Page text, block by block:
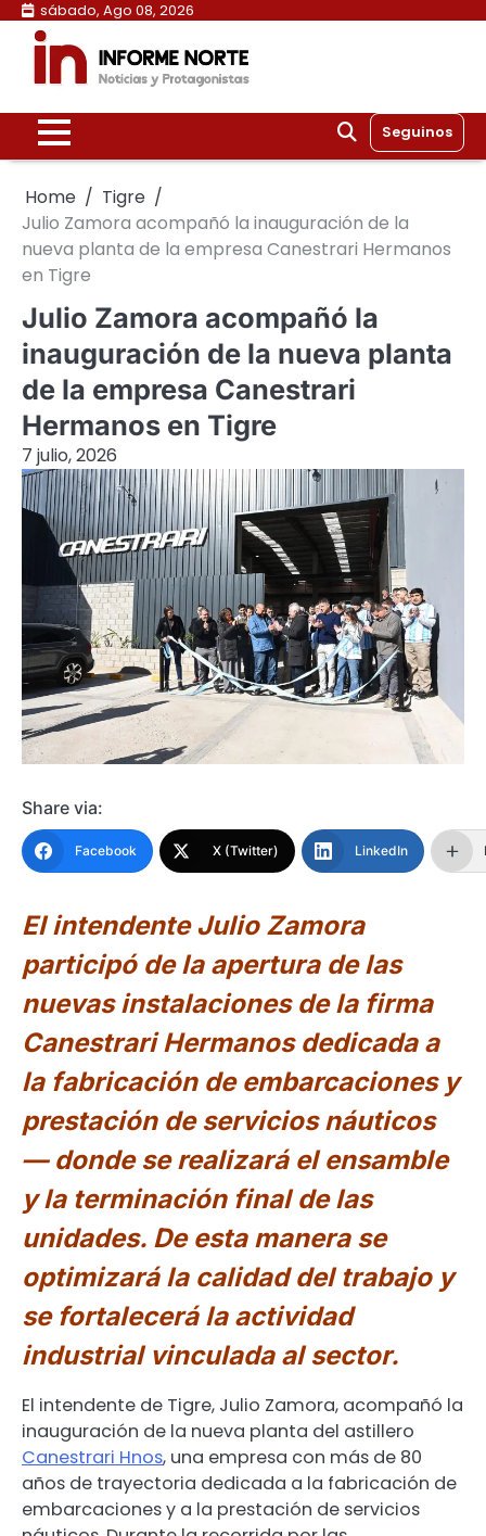
Skip
content
sábado, Ago 08, 2026
Seguinos
Home
Tigre
Julio Zamora acompañó la inauguración de la
nueva planta de la empresa Canestrari Hermanos
en Tigre
Julio Zamora acompañó la
inauguración de la nueva planta
de la empresa Canestrari
Hermanos en Tigre
7 julio, 2026
Share via:
Facebook X (Twitter) LinkedIn
El intendente Julio Zamora
participó de la apertura de las
nuevas instalaciones de la firma
Canestrari Hermanos dedicada a
la fabricación de embarcaciones y
prestación de servicios náuticos
— donde se realizará el ensamble
y la terminación final de las
unidades. De esta manera se
optimizará la calidad del trabajo y
se fortalecerá la actividad
industrial vinculada al sector.
El intendente de Tigre, Julio Zamora, acompañó la
inauguración de la nueva planta del astillero
Canestrari Hnos, una empresa con más de 80
años de trayectoria dedicada a la fabricación de
embarcaciones y a la prestación de servicios